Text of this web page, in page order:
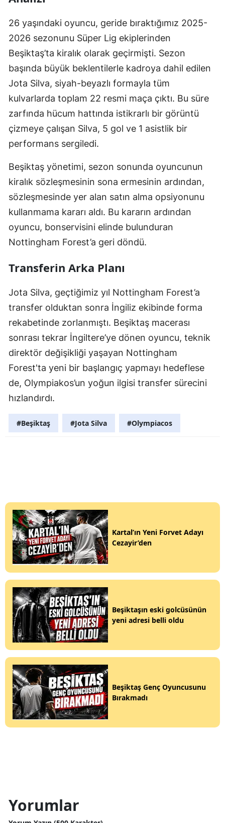
26 yaşındaki oyuncu, geride bıraktığımız 2025-
2026 sezonunu Süper Lig ekiplerinden
Beşiktaş’ta kiralık olarak geçirmişti. Sezon
başında büyük beklentilerle kadroya dahil edilen
Jota Silva, siyah-beyazlı formayla tüm
kulvarlarda toplam 22 resmi maça çıktı. Bu süre
zarfında hücum hattında istikrarlı bir görüntü
çizmeye çalışan Silva, 5 gol ve 1 asistlik bir
performans sergiledi.
Beşiktaş yönetimi, sezon sonunda oyuncunun
kiralık sözleşmesinin sona ermesinin ardından,
sözleşmesinde yer alan satın alma opsiyonunu
kullanmama kararı aldı. Bu kararın ardından
oyuncu, bonservisini elinde bulunduran
Nottingham Forest’a geri döndü.
Transferin Arka Planı
Jota Silva, geçtiğimiz yıl Nottingham Forest’a
transfer olduktan sonra İngiliz ekibinde forma
rekabetinde zorlanmıştı. Beşiktaş macerası
sonrası tekrar İngiltere’ye dönen oyuncu, teknik
direktör değişikliği yaşayan Nottingham
Forest'ta yeni bir başlangıç yapmayı hedeflese
de, Olympiakos’un yoğun ilgisi transfer sürecini
hızlandırdı.
#Beşiktaş #Jota Silva #Olympiacos
Kartal’ın Yeni Forvet Adayı
Cezayir’den
Beşiktaşın eski golcüsünün
yeni adresi belli oldu
Beşiktaş Genç Oyuncusunu
Bırakmadı
Yorumlar